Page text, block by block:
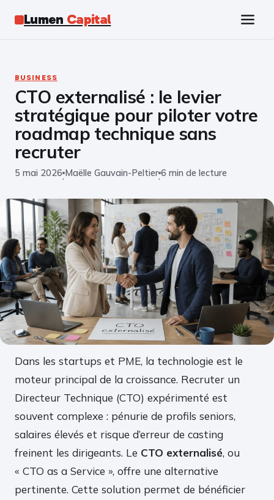
Lumen Capital
Business
Marketing
Emploi
BUSINESS
CTO externalisé : le levier
stratégique pour piloter votre
roadmap technique sans
recruter
5 mai 2026
·
Maëlle Gauvain-Peltier
·
6 min de lecture
Dans les startups et PME, la technologie est le
moteur principal de la croissance. Recruter un
Directeur Technique (CTO) expérimenté est
souvent complexe : pénurie de profils seniors,
salaires élevés et risque d’erreur de casting
freinent les dirigeants. Le CTO externalisé, ou
« CTO as a Service », offre une alternative
pertinente. Cette solution permet de bénéficier